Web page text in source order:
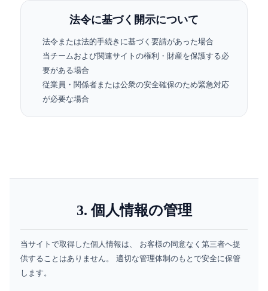
法令に基づく開示について
法令または法的手続きに基づく要請があった場合
当チームおよび関連サイトの権利・財産を保護する必
要がある場合
従業員・関係者または公衆の安全確保のため緊急対応
が必要な場合
3. 個人情報の管理
当サイトで取得した個人情報は、 お客様の同意なく第三者へ提
供することはありません。 適切な管理体制のもとで安全に保管
します。